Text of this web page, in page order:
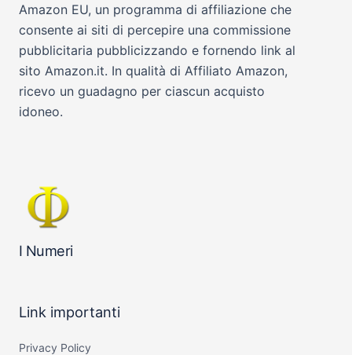
Amazon EU, un programma di affiliazione che
consente ai siti di percepire una commissione
pubblicitaria pubblicizzando e fornendo link al
sito Amazon.it. In qualità di Affiliato Amazon,
ricevo un guadagno per ciascun acquisto
idoneo.
I Numeri
Link importanti
Privacy Policy